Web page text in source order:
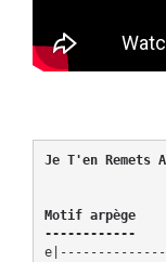
Je T'en Remets
Motif arpège
------------